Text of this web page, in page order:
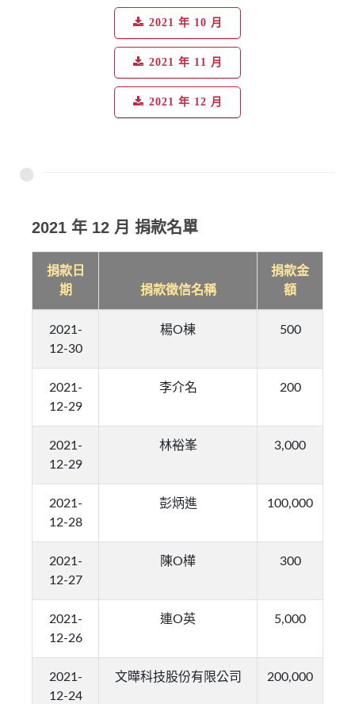
2021 年 10 月
2021 年 11 月
2021 年 12 月
2021 年 12 月 捐款名單
捐款日
期
捐款徵信名稱
捐款金
額
2021-
12-30
楊O棟 500
2021-
12-29
李介名 200
2021-
12-29
林裕峯 3,000
2021-
12-28
彭炳進 100,000
2021-
12-27
陳O樺 300
2021-
12-26
連O英 5,000
2021-
12-24
文曄科技股份有限公司 200,000